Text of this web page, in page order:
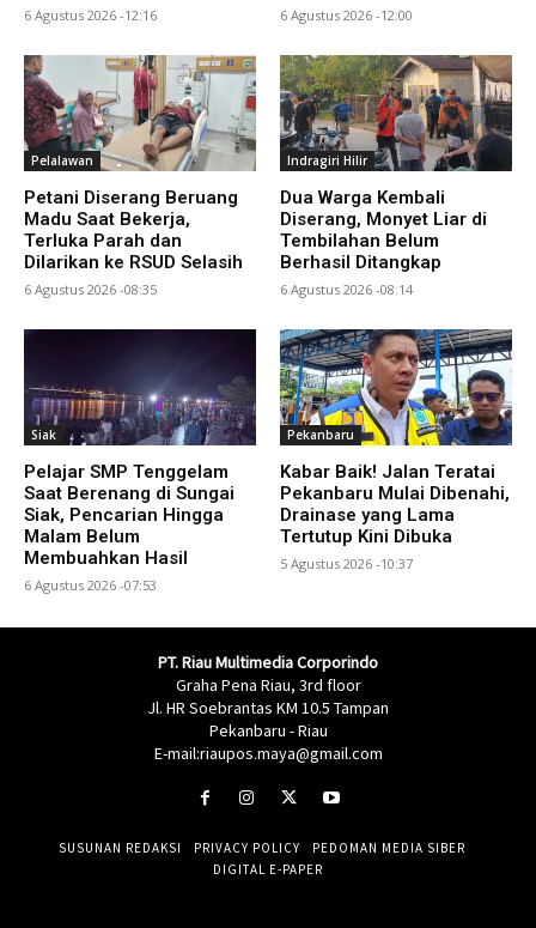
6 Agustus 2026 -12:16 6 Agustus 2026 -12:00
Pelalawan
Petani Diserang Beruang
Madu Saat Bekerja,
Terluka Parah dan
Dilarikan ke RSUD Selasih
6 Agustus 2026 -08:35
Indragiri Hilir
Dua Warga Kembali
Diserang, Monyet Liar di
Tembilahan Belum
Berhasil Ditangkap
6 Agustus 2026 -08:14
Siak
Pelajar SMP Tenggelam
Saat Berenang di Sungai
Siak, Pencarian Hingga
Malam Belum
Membuahkan Hasil
6 Agustus 2026 -07:53
Pekanbaru
Kabar Baik! Jalan Teratai
Pekanbaru Mulai Dibenahi,
Drainase yang Lama
Tertutup Kini Dibuka
5 Agustus 2026 -10:37
PT. Riau Multimedia Corporindo
Graha Pena Riau, 3rd floor
Jl. HR Soebrantas KM 10.5 Tampan
Pekanbaru - Riau
E-mail:riaupos.maya@gmail.com
SUSUNAN REDAKSI PRIVACY POLICY
PEDOMAN MEDIA SIBER
DIGITAL E-PAPER